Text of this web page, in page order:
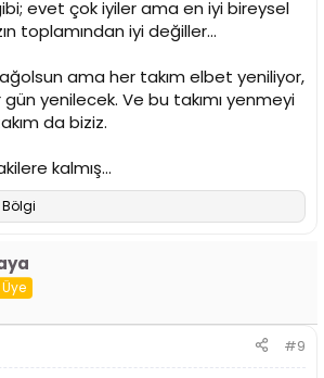
evet çok iyiler ama en iyi bireysel
toplamından iyi değiller...
ama her takım elbet yeniliyor,
yenilecek. Ve bu takımı yenmeyi
da biziz.
kalmış...
Üye
#9